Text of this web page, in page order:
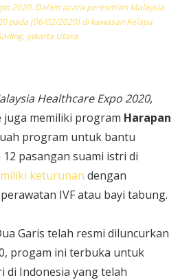
2020. Dalam acara peresmian Malaysia
pada (06/02/2020) di kawasan Kelapa
Jakarta Utara.
Healthcare Expo 2020,
juga memiliki program Harapan
program untuk bantu
pasangan suami istri di
keturunan dengan
IVF atau bayi tabung.
Garis telah resmi diluncurkan
progam ini terbuka untuk
di Indonesia yang telah